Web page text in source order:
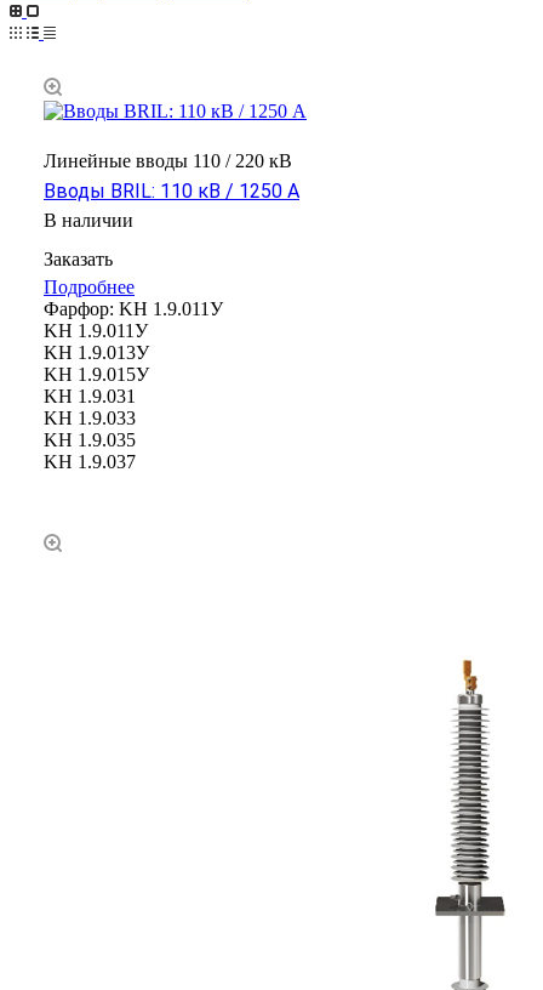
Линейные вводы 110 / 220 кВ
Вводы BRIL: 110 кВ / 1250 А
В наличии
Заказать
Подробнее
Фарфор: KH 1.9.011У
KH 1.9.011У
KH 1.9.013У
KH 1.9.015У
KH 1.9.031
KH 1.9.033
KH 1.9.035
KH 1.9.037